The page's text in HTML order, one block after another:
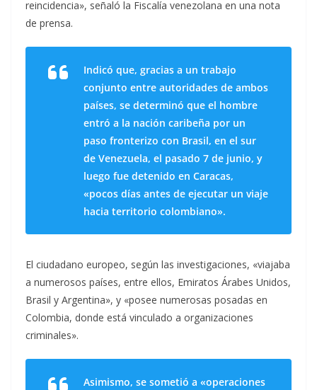
reincidencia», señaló la Fiscalía venezolana en una nota
de prensa.
Indicó que, gracias a un trabajo
conjunto entre autoridades de ambos
países, se determinó que el hombre
entró a la nación caribeña por un
paso fronterizo con Brasil, en el sur
de Venezuela, el pasado 7 de junio, y
luego fue detenido en Caracas,
«pocos días antes de ejecutar un viaje
hacia territorio colombiano».
El ciudadano europeo, según las investigaciones, «viajaba
a numerosos países, entre ellos, Emiratos Árabes Unidos,
Brasil y Argentina», y «posee numerosas posadas en
Colombia, donde está vinculado a organizaciones
criminales».
Asimismo, se sometió a «operaciones